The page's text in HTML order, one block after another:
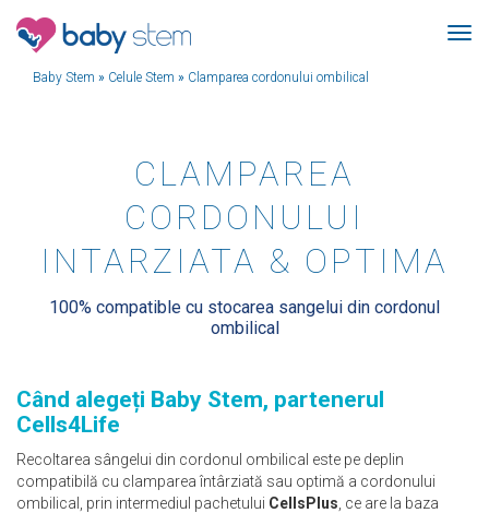
Baby Stem » Celule Stem » Clamparea cordonului ombilical
CLAMPAREA
CORDONULUI
INTARZIATA & OPTIMA
100% compatible cu stocarea sangelui din cordonul
ombilical
Când alegeți Baby Stem, partenerul
Cells4Life
Recoltarea sângelui din cordonul ombilical este pe deplin
compatibilă cu clamparea întârziată sau optimă a cordonului
ombilical, prin intermediul pachetului CellsPlus , ce are la baza